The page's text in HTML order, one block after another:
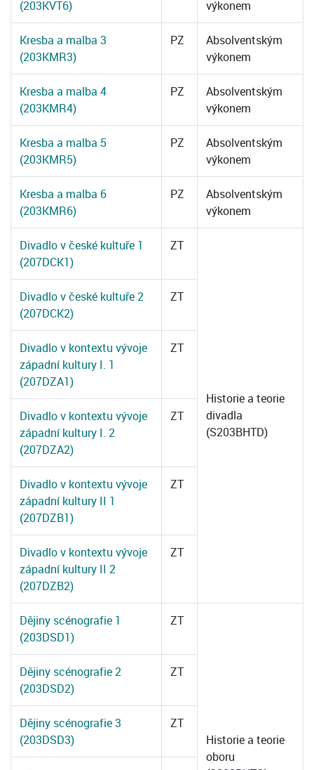
(203KVT6)
výkonem
Kresba a malba 3
(203KMR3)
PZ
Absolventským
výkonem
Kresba a malba 4
(203KMR4)
PZ
Absolventským
výkonem
Kresba a malba 5
(203KMR5)
PZ
Absolventským
výkonem
Kresba a malba 6
(203KMR6)
PZ
Absolventským
výkonem
Divadlo v české kultuře 1
(207DCK1)
ZT
Historie a teorie
divadla
(S203BHTD)
Divadlo v české kultuře 2
(207DCK2)
ZT
Divadlo v kontextu vývoje
západní kultury I. 1
(207DZA1)
ZT
Divadlo v kontextu vývoje
západní kultury I. 2
(207DZA2)
ZT
Divadlo v kontextu vývoje
západní kultury II 1
(207DZB1)
ZT
Divadlo v kontextu vývoje
západní kultury II 2
(207DZB2)
ZT
Dějiny scénografie 1
(203DSD1)
ZT
Historie a teorie
oboru
Dějiny scénografie 2
(203DSD2)
ZT
Dějiny scénografie 3
(203DSD3)
ZT